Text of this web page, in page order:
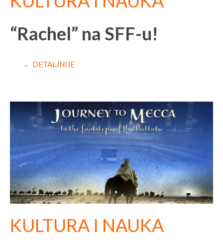
“Rachel” na SFF-u!
→ DETALJNIJE
KULTURA I NAUKA